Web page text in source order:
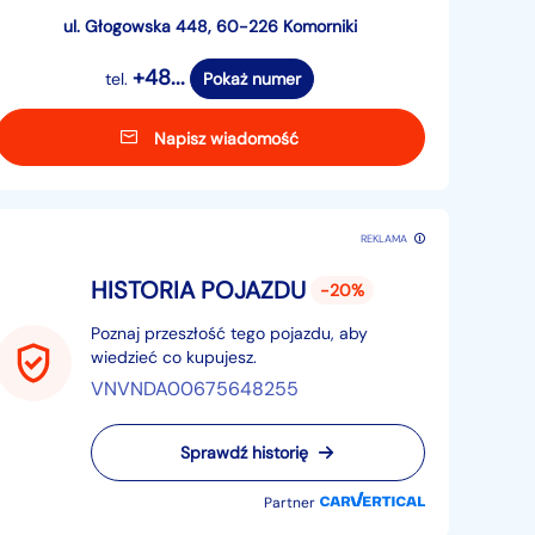
ul. Głogowska 448, 60-226 Komorniki
tel. +48... Pokaż numer
Napisz wiadomość
REKLAMA
HISTORIA POJAZDU
-20%
Poznaj przeszłość tego pojazdu, aby
wiedzieć co kupujesz.
VNVNDA00675648255
Sprawdź historię
Partner